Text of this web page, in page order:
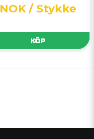
NOK / Stykke
KÖP